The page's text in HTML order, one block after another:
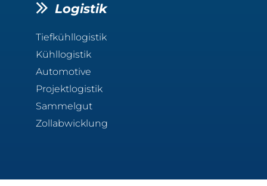
Logistik
Tiefkühllogistik
Kühllogistik
Automotive
Projektlogistik
Sammelgut
Zollabwicklung